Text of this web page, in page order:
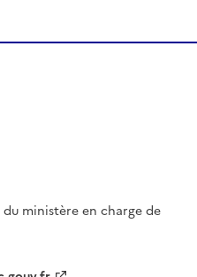
ministère en charge de